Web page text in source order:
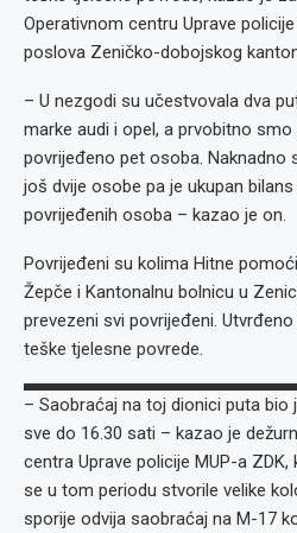
Operativnom centru Uprave
poslova Zeničko-dobojskog
– U nezgodi su učestvovala dva
marke audi i opel, a prvobitno
povrijeđeno pet osoba. Naknadno
još dvije osobe pa je ukupan
povrijeđenih osoba – kazao je on.
Povrijeđeni su kolima Hitne
Žepče i Kantonalnu bolnicu u
prevezeni svi povrijeđeni.
teške tjelesne povrede.
– Saobraćaj na toj dionici puta
sve do 16.30 sati – kazao je
centra Uprave policije MUP-a
se u tom periodu stvorile velike
sporije odvija saobraćaj na M-17